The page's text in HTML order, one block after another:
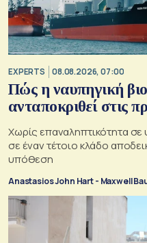
EXPERTS 08.08.2026, 07:00
Πώς η ναυπηγική
ανταποκριθεί στις
Χωρίς επαναληπτικότητα
σε έναν τέτοιο κλάδο
υπόθεση
Anastasios John Hart - Maxwell